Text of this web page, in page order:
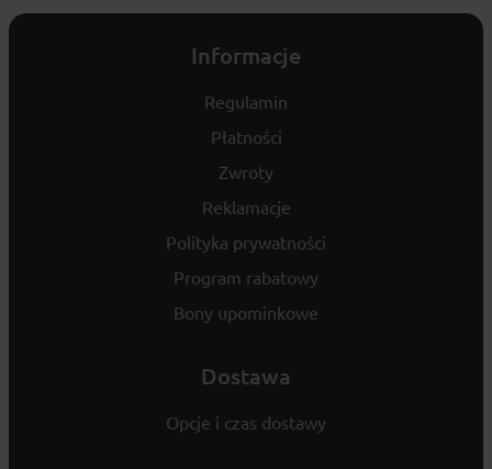
Informacje
Regulamin
Płatności
Zwroty
Reklamacje
Polityka prywatności
Program rabatowy
Bony upominkowe
Dostawa
Opcje i czas dostawy